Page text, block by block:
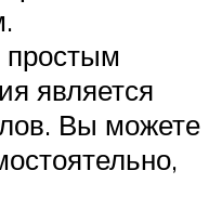
простым
является
Вы можете